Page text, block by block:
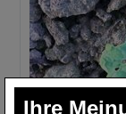
Ihre